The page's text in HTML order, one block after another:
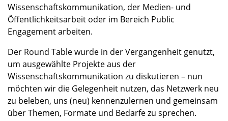
Wissenschaftskommunikation, der Medien- und
Öffentlichkeitsarbeit oder im Bereich Public
Engagement arbeiten.
Der Round Table wurde in der Vergangenheit genutzt,
um ausgewählte Projekte aus der
Wissenschaftskommunikation zu diskutieren – nun
möchten wir die Gelegenheit nutzen, das Netzwerk neu
zu beleben, uns (neu) kennenzulernen und gemeinsam
über Themen, Formate und Bedarfe zu sprechen.